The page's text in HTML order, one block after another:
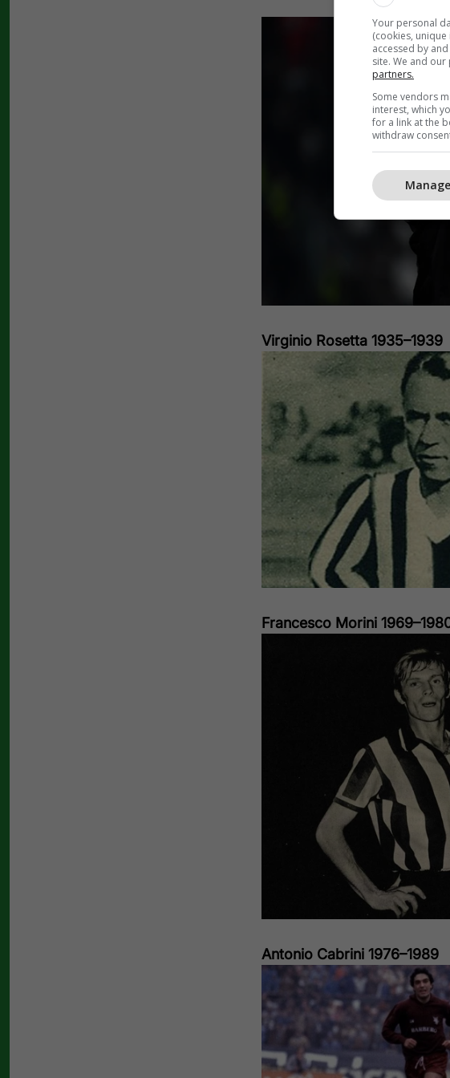
Virginio Rosetta 1935–1939
Francesco Morini
Antonio Cabrini 1976–1989
Your personal
(cookies,
accessed by
site. We and
partners.
Some vendors
interest, which
for a link at the
withdraw